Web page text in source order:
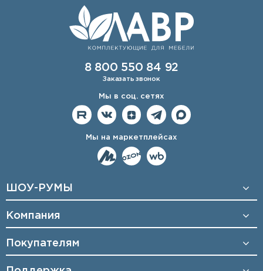
8 800 550 84 92
Заказать звонок
Мы в соц. сетях
Мы на маркетплейсах
ШОУ-РУМЫ
Компания
Покупателям